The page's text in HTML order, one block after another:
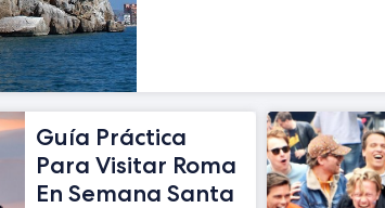
Guía Práctica
Para Visitar Roma
En Semana Santa